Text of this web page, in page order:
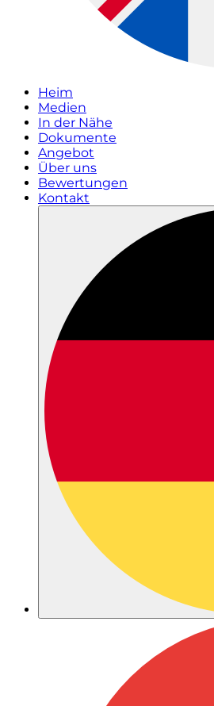
Heim
Medien
In der Nähe
Dokumente
Angebot
Über uns
Bewertungen
Kontakt